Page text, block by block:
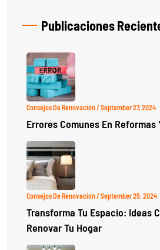
Publicaciones
Consejos De Renovación/ September 27, 2024
Errores Comunes En Reformas
Consejos De Renovación/ September 25, 2024
Transforma Tu Espacio: Ideas
Renovar Tu Hogar